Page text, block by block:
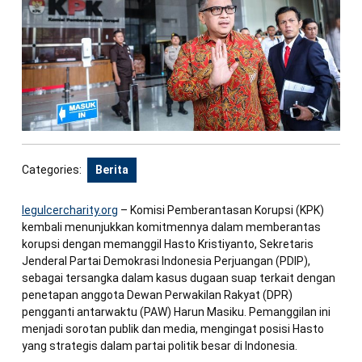
Categories: Berita
legulcercharity.org – Komisi Pemberantasan Korupsi (KPK)
kembali menunjukkan komitmennya dalam memberantas
korupsi dengan memanggil Hasto Kristiyanto, Sekretaris
Jenderal Partai Demokrasi Indonesia Perjuangan (PDIP),
sebagai tersangka dalam kasus dugaan suap terkait dengan
penetapan anggota Dewan Perwakilan Rakyat (DPR)
pengganti antarwaktu (PAW) Harun Masiku. Pemanggilan ini
menjadi sorotan publik dan media, mengingat posisi Hasto
yang strategis dalam partai politik besar di Indonesia.